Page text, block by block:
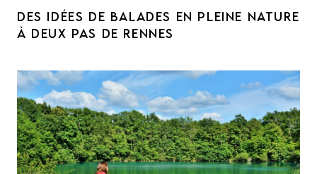
DES IDÉES DE BALADES EN PLEINE NATURE
À DEUX PAS DE RENNES